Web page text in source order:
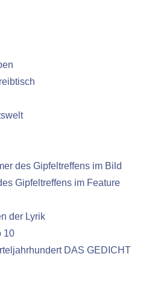
des Gipfeltreffens im Bild
Gipfeltreffens im Feature
der Lyrik
10
DAS GEDICHT